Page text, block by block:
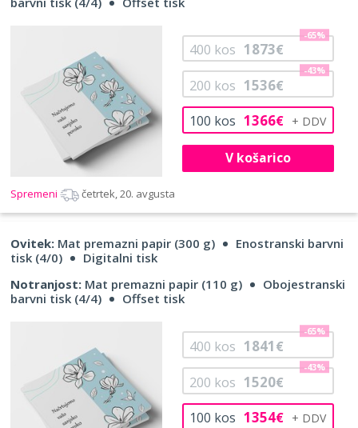
100 kos 1366€
200 kos 1536€
-43%
400 kos 1873€
-65%
V košarico
Spremeni četrtek, 20. avgusta
Ovitek: Mat premazni papir (300 g)
Enostranski barvni
tisk (4/0)
Digitalni tisk
Notranjost: Mat premazni papir (110 g)
Obojestranski
barvni tisk (4/4)
Offset tisk
100 kos 1354€
200 kos 1520€
-43%
400 kos 1841€
-65%